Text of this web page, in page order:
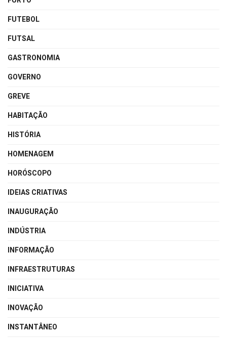
FUTEBOL
FUTSAL
GASTRONOMIA
GOVERNO
GREVE
HABITAÇÃO
HISTÓRIA
HOMENAGEM
HORÓSCOPO
IDEIAS CRIATIVAS
INAUGURAÇÃO
INDÚSTRIA
INFORMAÇÃO
INFRAESTRUTURAS
INICIATIVA
INOVAÇÃO
INSTANTÂNEO